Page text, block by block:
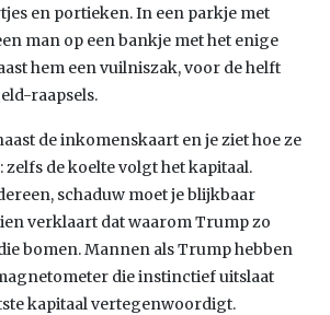
en portieken. In een parkje met
man op een bankje met het enige
hem een vuilniszak, voor de helft
raapsels.
de inkomenskaart en je ziet hoe ze
de koelte volgt het kapitaal.
schaduw moet je blijkbaar
verklaart dat waarom Trump zo
bomen. Mannen als Trump hebben
die instinctief uitslaat
kapitaal vertegenwoordigt.